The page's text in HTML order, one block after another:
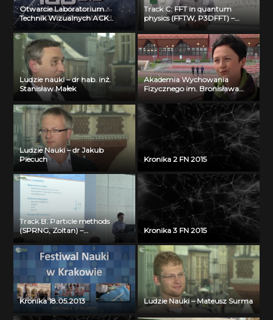
Otwarcie Laboratorium
Technik Wizualnych ACK
Cyfronet AGH
Track C: FFT in quantum
physics (FFTW, P3DFFT) –
Visualization: Bartosz Borucki
(ICM UW)
Ludzie nauki – dr hab. inż.
Stanisław Małek
Akademia Wychowania
Fizycznego im. Bronisława
Czecha w Krakowie
Ludzie Nauki – dr Jakub
Piecuch
Kronika 2 FN 2015
Track B: Particle methods
(SPRNG, Zoltan) –
Visualization Bartosz Borucki
(ICM UW)
Kronika 3 FN 2015
Kronika 18.05.2013 Ludzie Nauki – Mateusz Surma